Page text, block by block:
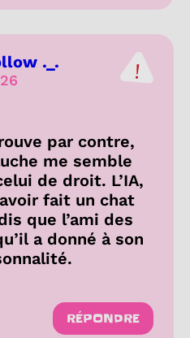
._.
par contre,
me semble
de droit. L’IA,
fait un chat
que l’ami des
a donné à son
les réactions
RÉPONDRE